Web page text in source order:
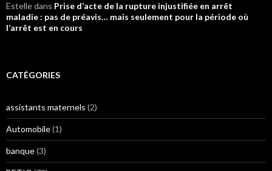
Estelledans Prise d’acte de la rupture injustifiée en arrêt
maladie : pas de préavis… mais seulement pour la période où
l’arrêt est en cours
CATÉGORIES
assistants maternels (2)
Automobile(1)
banque(3)